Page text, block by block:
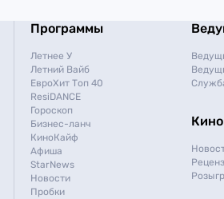
Программы
Летнее У
Летний Вайб
ЕвроХит Топ 40
ResiDANCE
Гороскоп
Бизнес-ланч
КиноКайф
Афиша
StarNews
Новости
Пробки